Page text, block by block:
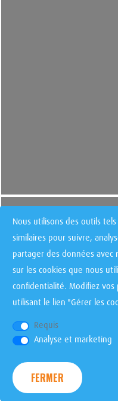
Nous utilisons des outils
similaires pour suivre,
partager des données avec
sur les cookies que nous
confidentialité. Modifiez
utilisant le lien "Gérer les
Requis
Analyse et marketing
FERMER